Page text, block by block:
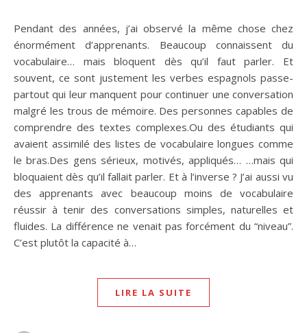
Pendant des années, j’ai observé la même chose chez
énormément d’apprenants. Beaucoup connaissent du
vocabulaire… mais bloquent dès qu’il faut parler. Et
souvent, ce sont justement les verbes espagnols passe-
partout qui leur manquent pour continuer une conversation
malgré les trous de mémoire. Des personnes capables de
comprendre des textes complexes.Ou des étudiants qui
avaient assimilé des listes de vocabulaire longues comme
le bras.Des gens sérieux, motivés, appliqués… …mais qui
bloquaient dès qu’il fallait parler. Et à l’inverse ? J’ai aussi vu
des apprenants avec beaucoup moins de vocabulaire
réussir à tenir des conversations simples, naturelles et
fluides. La différence ne venait pas forcément du “niveau”.
C’est plutôt la capacité à…
LIRE LA SUITE